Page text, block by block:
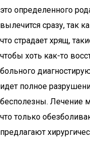
это определенного
вылечится сразу, так
что страдает хрящ,
чтобы хоть как-то
больного
идет полное
бесполезны. Лечение
что только
предлагают